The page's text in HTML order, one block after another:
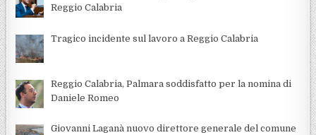
Reggio Calabria
Tragico incidente sul lavoro a Reggio Calabria
Reggio Calabria, Palmara soddisfatto per la nomina di
Daniele Romeo
Giovanni Laganà nuovo direttore generale del comune